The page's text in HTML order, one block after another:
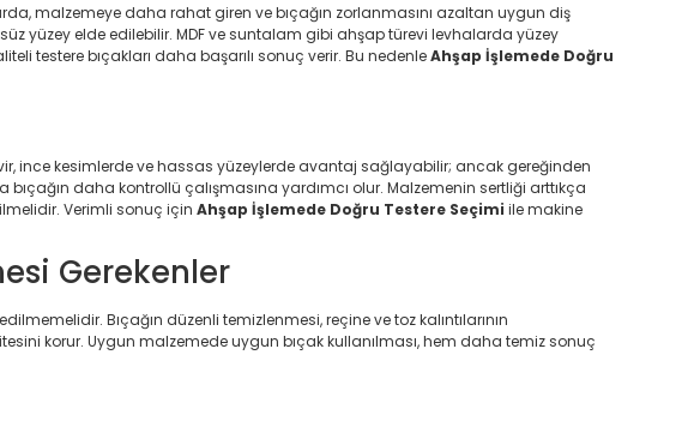
malzemeye daha rahat giren ve bıçağın zorlanmasını azaltan uygun diş
yüzey elde edilebilir. MDF ve suntalam gibi ahşap türevi levhalarda yüzey
testere bıçakları daha başarılı sonuç verir. Bu nedenleAhşap İşlemede Doğru
ince kesimlerde ve hassas yüzeylerde avantaj sağlayabilir; ancak gereğinden
bıçağın daha kontrollü çalışmasına yardımcı olur. Malzemenin sertliği arttıkça
Verimli sonuç için Ahşap İşlemede Doğru Testere Seçimi ile makine
Gerekenler
Bıçağın düzenli temizlenmesi, reçine ve toz kalıntılarının
korur. Uygun malzemede uygun bıçak kullanılması, hem daha temiz sonuç